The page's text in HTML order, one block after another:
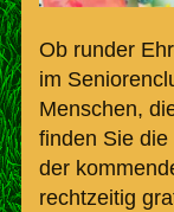
Ob runder
im
Menschen,
finden Sie
der
rechtzeitig